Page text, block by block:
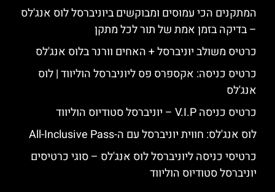
המתקנים הכי עמוסים ומבוקשים ביוניברסל לוס אנג'לס
– בדיקה בזמן אמת של תור לכל מתקן
כרטיס משולב יוניברסל + האחים וורנר בלוס אנג'לס
כרטיס כניסה: אקספרס פס ליוניברסל הוליווד | לוס
אנג'לס
כרטיס כניסה V.I.P – יוניברסל סטודיוס הוליווד
לוס אנג'לס: חווית יוניברסל עם ה-All-Inclusive Pass
כרטיסי כניסה ליוניברסל לוס אנג'לס – סוגי כרטיסים
יוניברסל סטודיוס הוליווד